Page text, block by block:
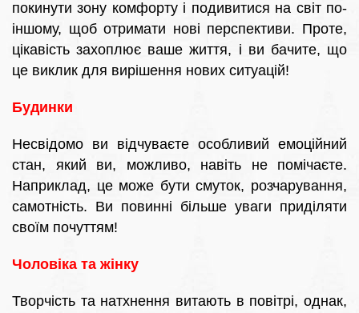
покинути зону комфорту і подивитися на світ по-
іншому, щоб отримати нові перспективи. Проте,
цікавість захоплює ваше життя, і ви бачите, що
це виклик для вирішення нових ситуацій!
Будинки
Несвідомо ви відчуваєте особливий емоційний
стан, який ви, можливо, навіть не помічаєте.
Наприклад, це може бути смуток, розчарування,
самотність. Ви повинні більше уваги приділяти
своїм почуттям!
Чоловіка та жінку
Творчість та натхнення витають в повітрі, однак,